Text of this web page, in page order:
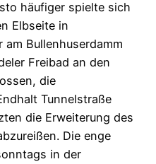
häufiger spielte sich
Elbseite in
Bullenhuserdamm
Freibad an den
die
Tunnelstraße
die Erweiterung des
Die enge
in der